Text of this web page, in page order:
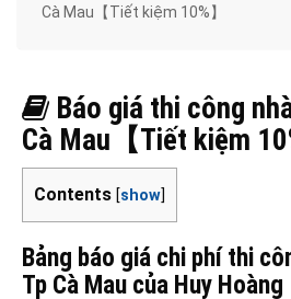
Cà Mau【Tiết kiệm 10%】
Báo giá thi công
Cà Mau【Tiết kiệm
Contents [show]
Bảng báo giá chi phí thi
Tp Cà Mau của Huy Hoàng